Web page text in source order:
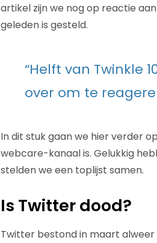
artikel zijn we nog op reactie
geleden is gesteld.
“Helft van Twinkle
over om te
In dit stuk gaan we hier verder
webcare-kanaal is. Gelukkig
stelden we een toplijst samen.
Is Twitter dood?
Twitter bestond in maart